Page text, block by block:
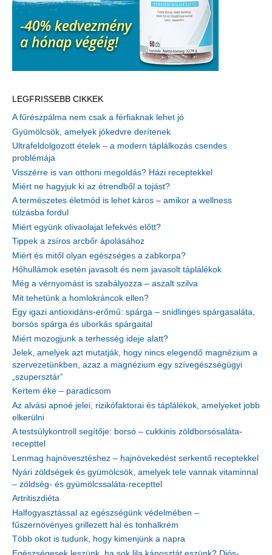
LEGFRISSEBB CIKKEK
A fűrészpálma nem csak a férfiaknak lehet jó
Gyümölcsök, amelyek jókedvre derítenek
Ultrafeldolgozott ételek – a modern táplálkozás csendes
problémája
Visszérre is van otthoni megoldás? Házi receptekkel
Miért ne hagyjuk ki az étrendből a tojást?
A természetes életmód is lehet káros – amikor a wellness
túlzásba fordul
Miért együnk olívaolajat lefekvés előtt?
Tippek a zsíros arcbőr ápolásához
Miért és mitől olyan egészséges a zabkorpa?
Hőhullámok esetén javasolt és nem javasolt táplálékok
Még a vérnyomást is szabályozza – aszalt szilva
Mit tehetünk a homlokráncok ellen?
Egy igazi antioxidáns-erőmű: spárga – snidlinges spárgasaláta,
borsós spárga és uborkás spárgaital
Miért mozogjunk a terhesség ideje alatt?
Jelek, amelyek azt mutatják, hogy nincs elegendő magnézium a
szervezetünkben, azaz a magnézium egy szívegészségügyi
„szupersztár”
Kertem éke – paradicsom
Az alvási apnoé jelei, rizikófaktorai és táplálékok, amelyeket jobb
elkerülni
A testsúlykontroll segítője: borsó – cukkinis zöldborsósaláta-
recepttel
Lenmag hajnövesztéshez – hajnövekedést serkentő receptekkel
Nyári zöldségek és gyümölcsök, amelyek tele vannak vitaminnal
– zöldség- és gyümölcssaláta-recepttel
Artritiszdiéta
Halfogyasztással az egészségünk védelmében –
fűszernövényes grillezett hal és tonhalkrém
Több okot is tudunk, hogy kimenjünk a napra